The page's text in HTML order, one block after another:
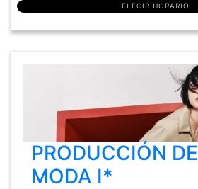
ELEGIR HORARIO
PRODUCCIÓN DE
MODA I*